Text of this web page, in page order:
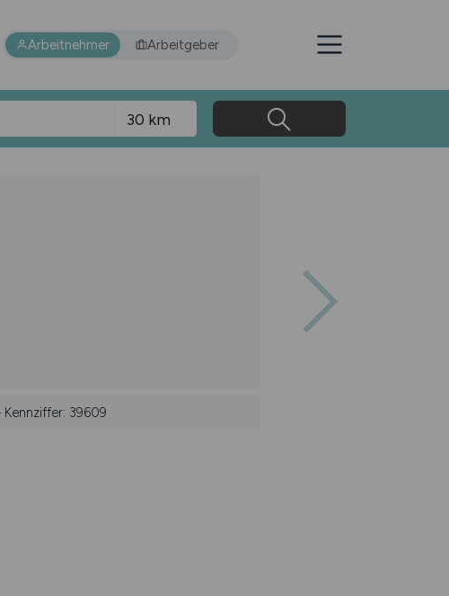
Arbeitnehmer Arbeitgeber
Kennziffer: 39609